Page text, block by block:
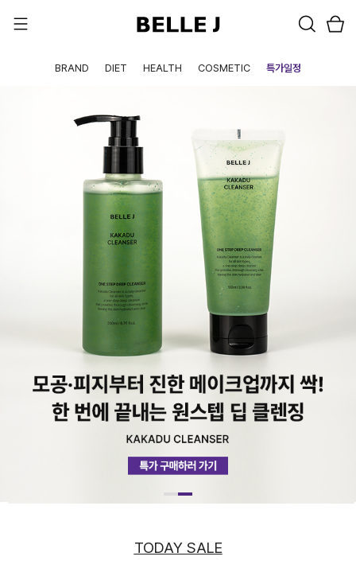
BRAND DIET HEALTH COSMETIC 특가일정
TODAY SALE